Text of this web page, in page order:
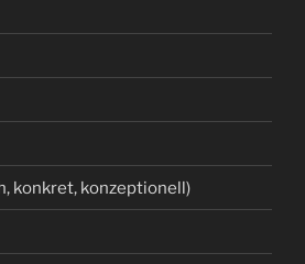
konkret, konzeptionell)